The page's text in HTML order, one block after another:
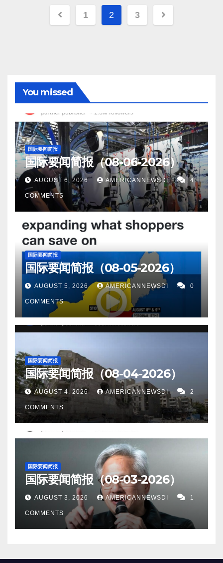
的一组分析师称，中国国家统计局数据显示，7 月份零
售额增长 2.5%，至 36760 亿元人民币（5064.5 亿美
袭击。 12。据AOL 报道，高盛(GS)经济团队，周日在
Refinitiv 的数据显示，人民币兑美元汇率上周下跌
1%，周一又下跌 0.3%，至人民币兑美元略低
CNBC报道，印度正在大力扩张其在东南亚的影响力，
此举将使各国能够对抗中国在该地区的主导地位。”印
度在东南亚确实变得更加雄心勃勃。这是毫无疑问
的，”新德里智库观察者研究基金会负责研究和外交政
策的副总裁哈什·V·潘特(Harsh V. Pant)说。 15。据
The Hill报道，乌克兰战争可能真的会使俄罗斯联邦分
裂。现在是开始认真对待俄罗斯潜在解体的时候了。
许多分析人士认为，俄罗斯联邦的崩溃可能是普京在
乌克兰发动灾难性战争的后果。俄罗斯的衰弱会让世
界变得更好，但它的衰落可能不会顺利。 以下为华人
服务广告区： 衷心感谢大家的支持！ 顾震帝 2023
年，8月，15日。
种适用于患有难以治疗的血癌（如多发性骨髓瘤）的
成年患者的，基于抗体的新型疗法。 10。据Markets
必须改变政策以增强信心。 11。路透8月13日 - 莫斯科
于周日派出一支工作组，负责监督该国远东部分地区
的清理工作。 12。据NewsBreak 报道，在一个看似平
静的早晨，印度尼西亚东部地区的地下大地经历了明
显的隆隆声，波索东北 89 公里处发生了 5.1 级地
震。 这次发生在50 公里深处的地震温和地提醒人们该
地区的地质活动，这种现象对于生活在太平洋火山带
沿岸的人们来说再熟悉不过了。 13。据New York Post
报道，联合国安理会六个西方国家，要求俄罗斯在掠
夺格鲁吉亚土地15周年之际，归还其从格鲁吉亚手中
夺取的领土。 14。据美国军事新闻网报道，马尼拉一
名高级官员周三表示，由于中国日益咄咄逼人的行为
导致该地区紧张局势加剧，菲律宾和美国今年将在南
海开展联合巡逻。 15。据The Independent报道，台湾
副总统赖清德预计将于今天晚些时候在美国过境，前
往参加巴拉圭总统的就职典礼，这引发了人们对中国
报复的担忧。 以下为华人服务广告区： 衷心感谢大家
的支持！ 顾震帝 2023年，8月，14日。
发布警告，取消了 330 多个航班，并转移了10,000 多
人至安全地带。 6。据Newsweek报道，乌克兰在三个
线至少三个地区的反攻行动仍在继续。 7。据
Pys.org 报道，联合国人权事务高级专员沃尔克·特克周
三在巴格达表示，伊拉克气温上升和持续干旱给世界
敲响了“警钟”。 8。据Aljazeera 报道，一位白宫官员澄
清说，美国总统乔·拜登关于中国是“定时炸弹”的评论，
指的是中国国内经济和社会紧张局势，这可能会影响
北京与世界的互动方式。 9。据Business Insider报
道，克里姆林宫不承认乌克兰有多少士兵死亡，但研
究人员现已确认了 30,000 名死去的俄罗斯人的名字。
10。据NewsBreak 报道，冠状病毒的一种新变种
EG.5，正在引起全世界的担忧。 这种变异导致了至少
8% 的新 COVID-19 病例，比上个月显着增加。 11。
路透华盛顿8月11日 - 拜登政府周五表示，美国和中国
将批准允许航空公司在两国之间飞行的客运航班数量
翻倍。这是世界上最大的两个国家之间罕见的合作迹
象。美国运输部(USDOT)表示，将于9月1日起将允许
飞往美国的中国客运航班数量增加至每周18班，并从
Independent报道，随着卡努风暴的临近，朝鲜人被告
知要“集中精力”保护好金正恩的肖像。 13。
2023 年 8 月 11 日，一系列地震波让波多黎各周边地
区颤抖，提醒我们塑造地球的构造力量始终活跃。 这
两次事件，先是一场 3.8 级地震，随后又发生了一
约 74.6 英里处，再次凸显了加勒比地区的地质动态。
14。据Themessenger.com 报道，飓风多拉在穿越中
太平洋时，即将获得新的风暴状态。 多拉目前为 3 级
飓风，正在向西北偏西方向移动，很快就会越过国际
日期变更线。 15。据CNBC 报道，官方新华社周六表
示，中国外交部长王毅敦促菲律宾与中国合作，寻求
联合国旨在切断平壤核计划和弹道导弹计划资金的制
拉在中国的销量大幅下滑，而经济衰退可能不是原
因，而是因为特斯拉竞争对手比亚迪的需求增长
这表明，面对本地竞争，中国对特斯拉的需求正在减
弱。 5。据NewsBreak报道，新西兰库克海峡地区发
生了一场 5.1 级地震，深度为 184 公里。虽然地震在
这个地震活跃地区并不罕见，但这种特殊震动的深度
值得注意。 6。据The Independent报道，中国已将其
游客可以访问的国家数量增加了 70 多个。这一决定是
在往返该国的国际航班逐渐恢复到大流行前的水平之
际作出的。 7。维珍银河公司的 VSS Unity 是一架可重
复使用的火箭动力太空飞机，载着该公司第一批游客
前往太空，于周四成功发射并着陆。一位 80 岁的前英
国奥运选手和一对来自安提瓜和巴布达的母女，赢得
了为非营利组织人类空间筹款的彩票，得到了飞往太
空的机票。 8。据Earth Central报道，日本沿海小镇大
船渡市突然发生了4.9级地震，在社区中引起了人们的
处，该地区由于位于太平洋火山带沿岸，因此容易发
生构造活动。 9。据2News.com 报道，尼日尔尼亚美
（美联社）——尼日尔新军事政权与西非地区集团之
间的紧张关系正在升级，西非地区集团已下令部署军
队以恢复尼日尔摇摇欲坠的民主。 10。据Transport
Topics报道，国际能源署表示，由于中国和其他地区的
消费强劲，全球石油需求已飙升至创纪录水平，有可
能推高油价。该机构在一份报告中表示，6 月份全球平
均燃料使用量首次达到 1.03 亿桶/日，8 月份可能会飙
升至更高。 随着沙特阿拉伯及其合作伙伴限制供应，
石油市场正在显着收紧。 11。据美国军事新闻报道，8
月6日，莫斯科市长谢尔盖·索比亚宁报告称，对俄罗斯
Posts
pagination
1 2 3
You missed
国际要闻简报
国际要闻简报（08-06-2026）
AUGUST 6, 2026 AMERICANNEWSDI 4
COMMENTS
国际要闻简报
国际要闻简报（08-05-2026）
AUGUST 5, 2026 AMERICANNEWSDI 0
COMMENTS
国际要闻简报
国际要闻简报（08-04-2026）
AUGUST 4, 2026 AMERICANNEWSDI 2
COMMENTS
国际要闻简报
国际要闻简报（08-03-2026）
AUGUST 3, 2026 AMERICANNEWSDI 1
COMMENTS